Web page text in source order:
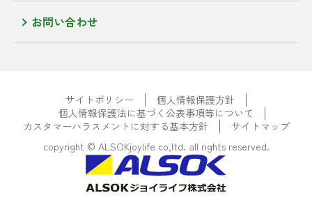
お問い合わせ
サイトポリシー
個人情報保護方針
個人情報保護法に基づく公表事項等について
カスタマーハラスメントに対する基本方針
サイトマップ
copyright © ALSOKjoylife co,ltd. all rights reserved.